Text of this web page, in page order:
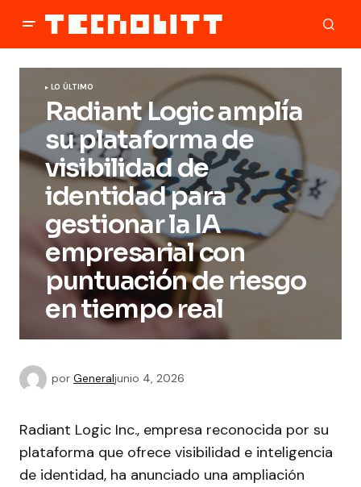
LO ÚLTIMO
Radiant Logic amplía
su plataforma de
visibilidad de
identidad para
gestionar la IA
empresarial con
puntuación de riesgo
en tiempo real
por Generaljunio 4, 2026
Radiant Logic Inc., empresa reconocida por su
plataforma que ofrece visibilidad e inteligencia
de identidad, ha anunciado una ampliación